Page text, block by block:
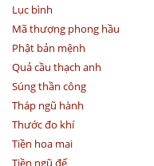
Lục bình
Mã thượng phong hầu
Phật bản mệnh
Quả cầu thạch anh
Súng thần công
Tháp ngũ hành
Thước đo khí
Tiền hoa mai
Tiền ngũ đế